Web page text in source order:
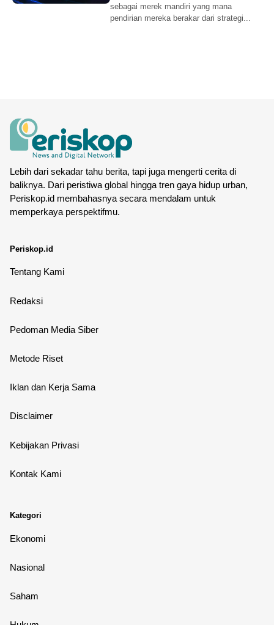
sebagai merek mandiri yang mana
pendirian mereka berakar dari strategi...
Lebih dari sekadar tahu berita, tapi juga mengerti cerita di
baliknya. Dari peristiwa global hingga tren gaya hidup urban,
Periskop.id membahasnya secara mendalam untuk
memperkaya perspektifmu.
Periskop.id
Tentang Kami
Redaksi
Pedoman Media Siber
Metode Riset
Iklan dan Kerja Sama
Disclaimer
Kebijakan Privasi
Kontak Kami
Kategori
Ekonomi
Nasional
Saham